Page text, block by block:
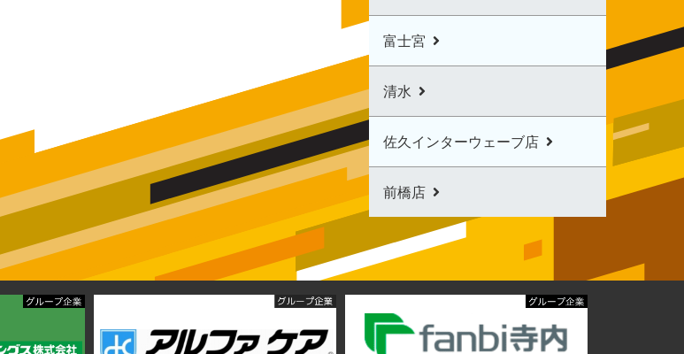
富士宮
清水
佐久インターウェーブ店
前橋店